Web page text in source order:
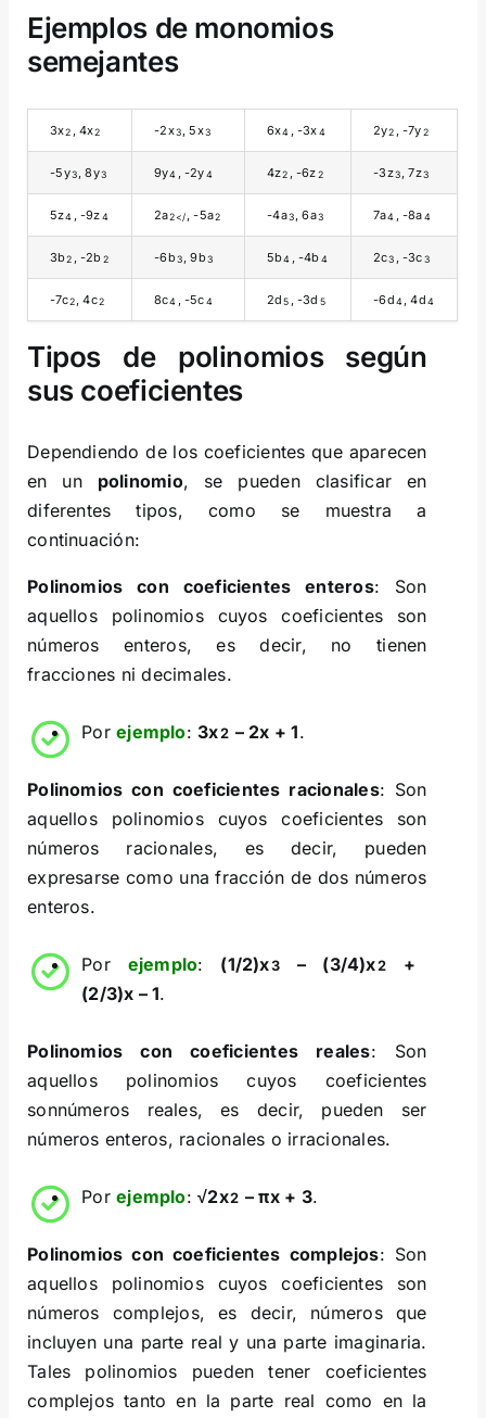
Ejemplos de monomios
semejantes
3x2 , 4x2 -2x3, 5x3 6x4 , -3x4 2y2 , -7y2
-5y3, 8y3 9y4 , -2y4 4z2 , -6z2 -3z3, 7z3
5z4 , -9z4 2a2</, -5a2 -4a3, 6a3 7a4 , -8a4
3b2 , -2b2 -6b3, 9b3 5b4 , -4b4 2c3 , -3c3
-7c2, 4c2 8c4 , -5c4 2d 5 , -3d 5 -6d4, 4d4
Tipos de polinomios según
sus coeficientes
Dependiendo de los coeficientes que aparecen
en un polinomio, se pueden clasificar en
diferentes tipos, como se muestra a
continuación:
Polinomios con coeficientes enteros: Son
aquellos polinomios cuyos coeficientes son
números enteros, es decir, no tienen
fracciones ni decimales.
Por ejemplo:3x2 – 2x + 1.
Polinomios con coeficientes racionales: Son
aquellos polinomios cuyos coeficientes son
números racionales, es decir, pueden
expresarse como una fracción de dos números
enteros.
Por ejemplo: (1/2)x3 – (3/4)x2
+
(2/3)x – 1.
Polinomios con coeficientes reales: Son
aquellos polinomios cuyos coeficientes
sonnúmeros reales, es decir, pueden ser
números enteros, racionales o irracionales.
Por ejemplo:√2x2 – πx + 3.
Polinomios con coeficientes complejos: Son
aquellos polinomios cuyos coeficientes son
números complejos, es decir, números que
incluyen una parte real y una parte imaginaria.
Tales polinomios pueden tener coeficientes
complejos tanto en la parte real como en la